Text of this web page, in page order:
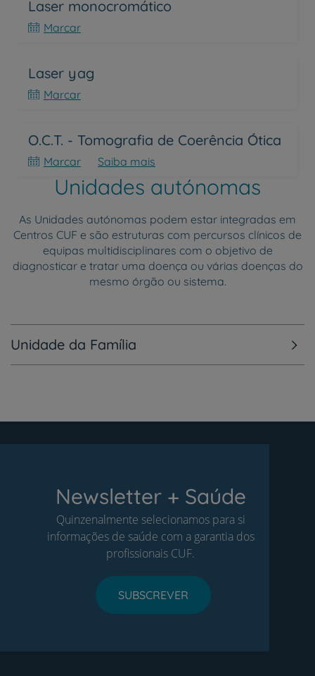
Laser monocromático
Marcar
Laser yag
Marcar
O.C.T. - Tomografia de Coerência Ótica
Marcar Saiba mais
Unidades autónomas
As Unidades autónomas podem estar integradas em
Centros CUF e são estruturas com percursos clínicos de
equipas multidisciplinares com o objetivo de
diagnosticar e tratar uma doença ou várias doenças do
mesmo órgão ou sistema.
Unidade da Família
Newsletter + Saúde
Quinzenalmente selecionamos para si
informações de saúde com a garantia dos
profissionais CUF.
SUBSCREVER